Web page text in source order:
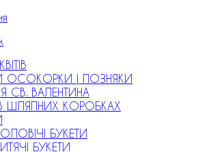
ОСОКОРКИ | ПОЗНЯКИ
СВ. ВАЛЕНТИНА
В ШЛЯПНИХ КОРОБКАХ
БУКЕТИ
БУКЕТИ